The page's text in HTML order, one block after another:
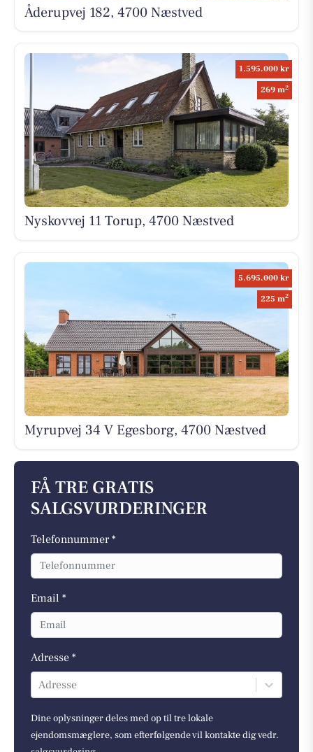
Åderupvej 182, 4700 Næstved
1.595.000 kr
269 m2
Nyskovvej 11 Torup, 4700 Næstved
5.695.000 kr
225 m2
Myrupvej 34 V Egesborg, 4700 Næstved
FÅ TRE GRATIS
SALGSVURDERINGER
Telefonnummer *
Email *
Adresse *
Adresse
Dine oplysninger deles med op til tre lokale
ejendomsmæglere, som efterfølgende vil kontakte dig vedr.